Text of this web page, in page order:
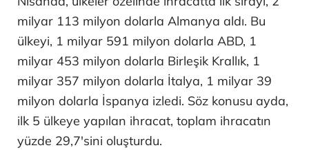
milyar 113 milyon dolarla Almanya aldı. Bu
ülkeyi, 1 milyar 591 milyon dolarla ABD, 1
milyar 453 milyon dolarla Birleşik Krallık, 1
milyar 357 milyon dolarla İtalya, 1 milyar 39
milyon dolarla İspanya izledi. Söz konusu ayda,
ilk 5 ülkeye yapılan ihracat, toplam ihracatın
yüzde 29,7'sini oluşturdu.